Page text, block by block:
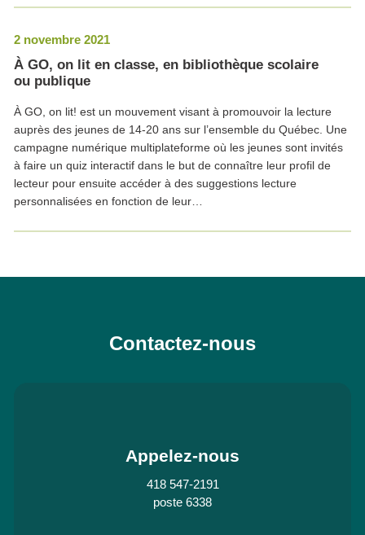
2 novembre 2021
À GO, on lit en classe, en bibliothèque scolaire
ou publique
À GO, on lit! est un mouvement visant à promouvoir la lecture
auprès des jeunes de 14-20 ans sur l’ensemble du Québec. Une
campagne numérique multiplateforme où les jeunes sont invités
à faire un quiz interactif dans le but de connaître leur profil de
lecteur pour ensuite accéder à des suggestions lecture
personnalisées en fonction de leur…
Contactez-nous
Appelez-nous
418 547-2191
poste 6338